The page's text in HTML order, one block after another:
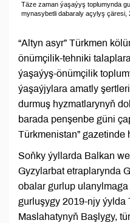
Täze zaman ýaşaýyş toplumynda
mynasybetli dabaraly açylyş çäresi,
“Altyn asyr” Türkmen
önümçilik-tehniki
ýaşaýyş-önümçilik
ýaşaýjylara amatly
durmuş hyzmatlarynyň
barada penşenbe güni
Türkmenistan” gazetinde
Soňky ýyllarda Balkan
Gyzylarbat etraplarynda
obalar gurlup
gurluşygy 2019-njy ýylda
Maslahatynyň Başlygy,